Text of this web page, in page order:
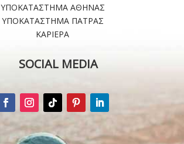
ΥΠΟΚΑΤΑΣΤΗΜΑ ΑΘΗΝΑΣ
ΥΠΟΚΑΤΑΣΤΗΜΑ ΠΑΤΡΑΣ
ΚΑΡΙΕΡΑ
SOCIAL MEDIA